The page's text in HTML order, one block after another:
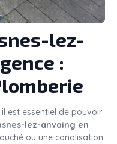
lez-
:
est essentiel de pouvoir
lez-anvaing en
ou une canalisation